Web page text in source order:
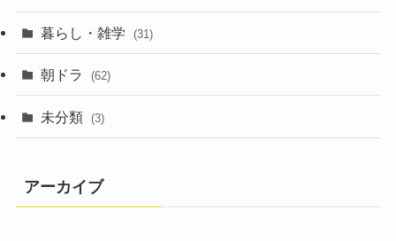
暮らし・雑学 (31)
朝ドラ (62)
未分類 (3)
アーカイブ